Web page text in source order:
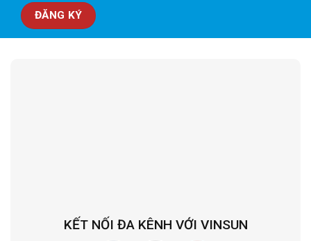
KẾT NỐI ĐA KÊNH VỚI VINSUN